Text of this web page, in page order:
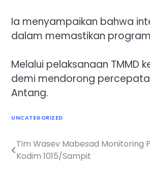
Ia menyampaikan bahwa
dalam memastikan
Melalui pelaksanaan TMMD
demi mendorong
Antang.
UNCATEGORIZED
Navigasi
Tim Wasev Mabesad Monitoring
Kodim 1015/Sampit